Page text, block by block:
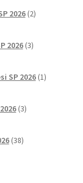
2026 2izdelka
2026 3izdelki
SP 2026 1izdelek
3izdelki
38izdelkov